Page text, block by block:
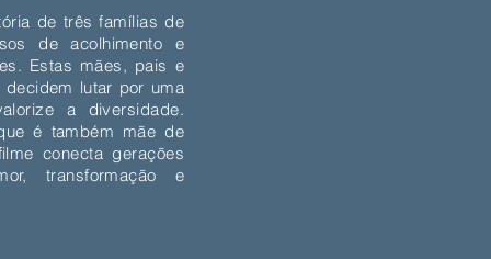
de três famílias de
de acolhimento e
Estas mães, pais e
lutar por uma
a diversidade.
é também mãe de
conecta gerações
transformação e